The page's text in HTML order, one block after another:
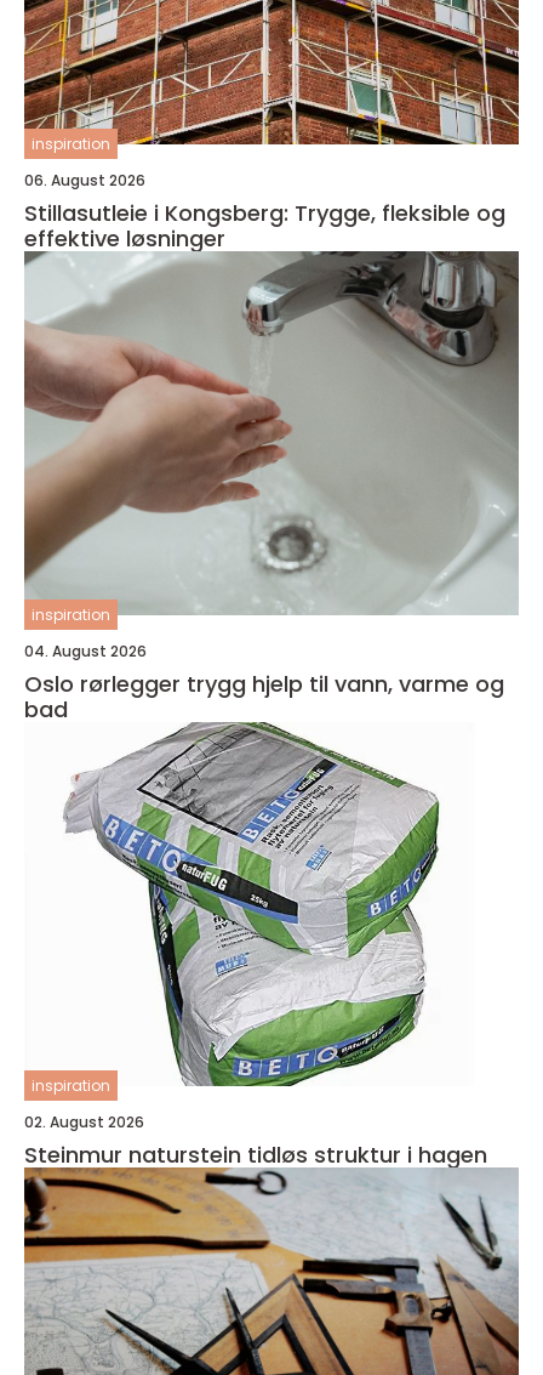
inspiration
06. August 2026
Stillasutleie i Kongsberg: Trygge, fleksible og
effektive løsninger
inspiration
04. August 2026
Oslo rørlegger trygg hjelp til vann, varme og
bad
inspiration
02. August 2026
Steinmur naturstein tidløs struktur i hagen